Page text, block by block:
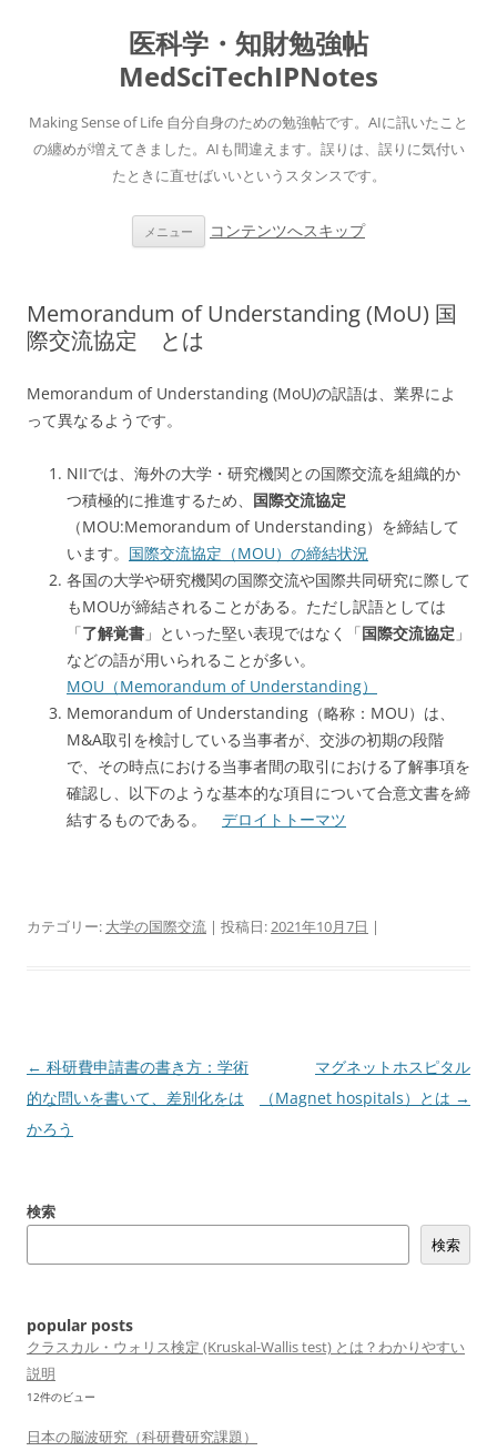
医科学・知財勉強帖
MedSciTechIPNotes
Making Sense of Life 自分自身のための勉強帖です。AIに訊いたこと
の纏めが増えてきました。AIも間違えます。誤りは、誤りに気付い
たときに直せばいいというスタンスです。
メニュー コンテンツへスキップ
Memorandum of Understanding (MoU) 国
際交流協定 とは
Memorandum of Understanding (MoU)の訳語は、業界によ
って異なるようです。
NIIでは、海外の大学・研究機関との国際交流を組織的か
つ積極的に推進するため、 国際交流協定
（MOU:Memorandum of Understanding）を締結して
います。 国際交流協定（MOU）の締結状況
各国の大学や研究機関の国際交流や国際共同研究に際して
もMOUが締結されることがある。ただし訳語としては
「了解覚書 」といった堅い表現ではなく「国際交流協定 」
などの語が用いられることが多い。
MOU（Memorandum of Understanding）
Memorandum of Understanding（略称：MOU）は、
M&A取引を検討している当事者が、交渉の初期の段階
で、その時点における当事者間の取引における了解事項を
確認し、以下のような基本的な項目について合意文書を締
結するものである。 デロイトトーマツ
カテゴリー: 大学の国際交流 | 投稿日:2021年10月7日 |
投
稿
ナ
ー
← 科研費申請書の書き方：学術
的な問いを書いて、差別化をは
かろう
マグネットホスピタル
（Magnet hospitals）とは →
検索
検索
popular posts
クラスカル・ウォリス検定 (Kruskal-Wallis test) とは？わかりやすい
説明
12件のビュー
日本の脳波研究（科研費研究課題）